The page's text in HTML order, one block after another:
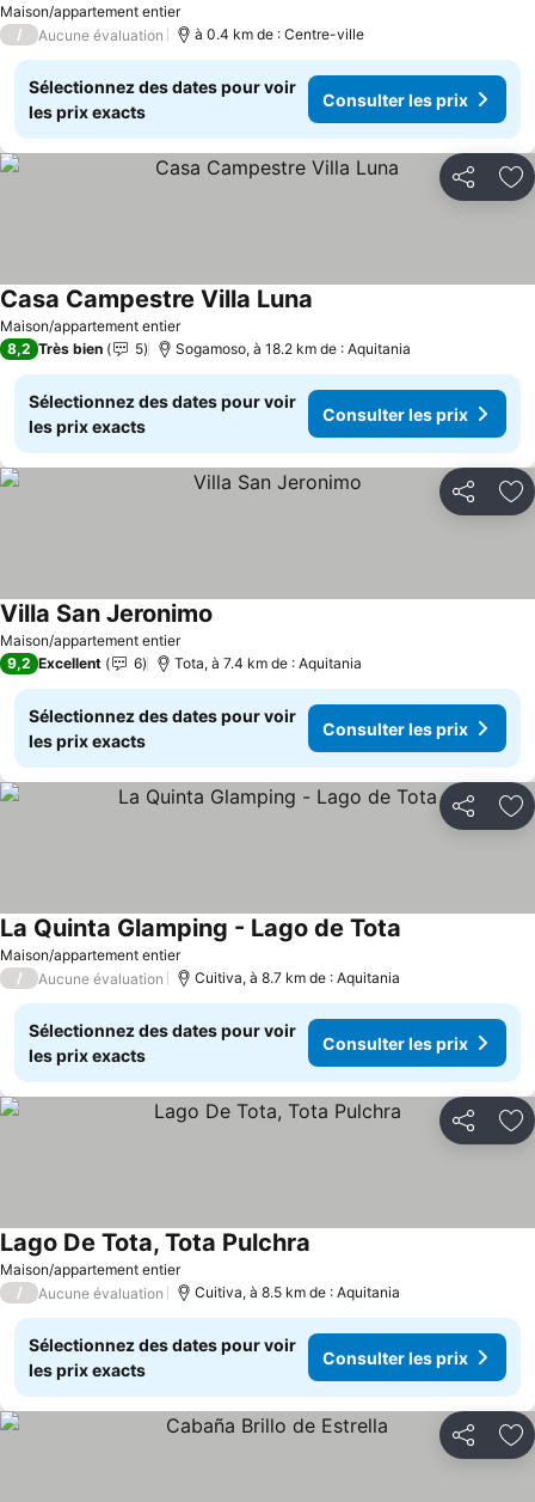
Maison/appartement entier
/ Aucune évaluation à 0.4 km de : Centre-ville
Sélectionnez des dates pour voir
les prix exacts
Consulter les prix
Partager
Maison/appartement entier
Casa Campestre Villa Luna
8,2 Très bien 5 Sogamoso, à 18.2 km de : Aquitania
Sélectionnez des dates pour voir
les prix exacts
Consulter les prix
Partager
Maison/appartement entier
Villa San Jeronimo
9,2 Excellent 6 Tota, à 7.4 km de : Aquitania
Sélectionnez des dates pour voir
les prix exacts
Consulter les prix
Partager
Maison/appartement entier
La Quinta Glamping - Lago de Tota
/ Aucune évaluation Cuitiva, à 8.7 km de : Aquitania
Sélectionnez des dates pour voir
les prix exacts
Consulter les prix
Partager
Maison/appartement entier
Lago De Tota, Tota Pulchra
/ Aucune évaluation Cuitiva, à 8.5 km de : Aquitania
Sélectionnez des dates pour voir
les prix exacts
Consulter les prix
Partager